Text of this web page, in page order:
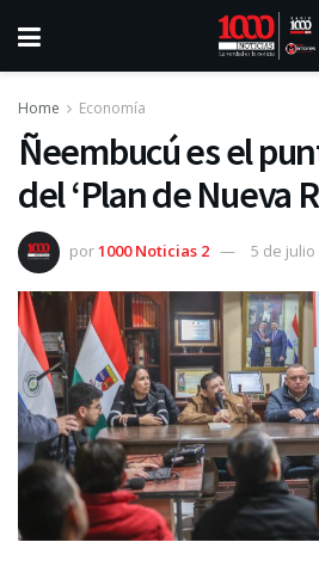
Home Economía
Ñeembucú es el
del ‘Plan de Nueva
por1000 Noticias 2 5 de julio